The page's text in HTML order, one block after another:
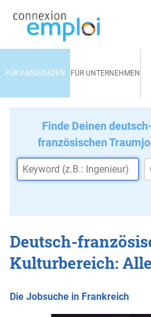
FÜR KANDIDATEN FÜR UNTERNEHMEN
Finde Deinen deutsch-
französischen
Deutsch-
Kulturbereich:
Die Jobsuche in Frankreich